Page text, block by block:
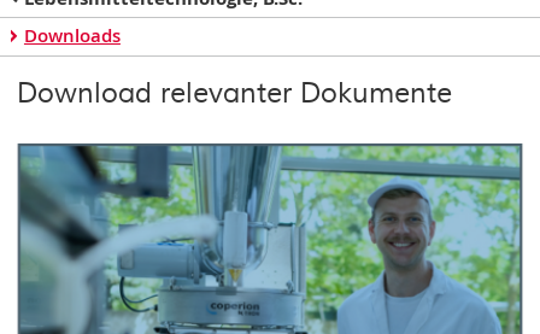
Downloads
Download relevanter Dokumente